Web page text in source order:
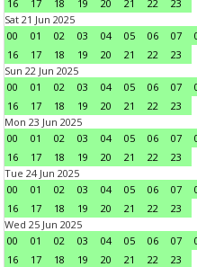
16
17 18 19 20 21 22
23
Sat 21 Jun 2025
00
01 02 03 04 05 06 07
16
17 18 19 20 21 22
23
Sun 22 Jun 2025
00
01 02 03 04 05 06 07
16
17 18 19 20 21 22
23
Mon 23 Jun 2025
00
01 02 03 04 05 06 07
16
17 18 19 20 21 22
23
Tue 24 Jun 2025
00
01 02 03 04 05 06 07
16
17 18 19 20 21 22
23
Wed 25 Jun 2025
00
01 02 03 04 05 06 07
16
17 18 19 20 21 22
23